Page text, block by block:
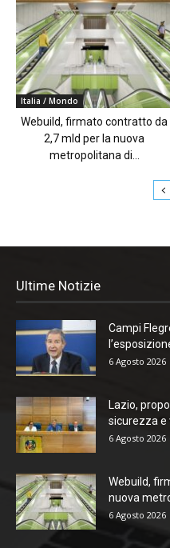
Italia / Mondo
Webuild, firmato contratto da
2,7 mld per la nuova
metropolitana di...
Ultime Notizie
Campi
6 Agosto 2026
Lazio,
sicurezza e
6 Agosto 2026
Webuild,
nuova
6 Agosto 2026